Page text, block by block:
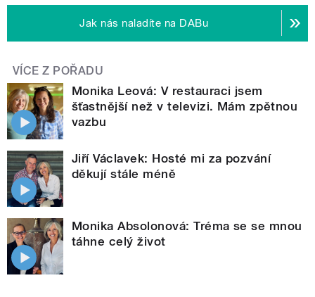
Jak nás naladíte na DABu
VÍCE Z POŘADU
Monika Leová: V restauraci jsem
šťastnější než v televizi. Mám zpětnou
vazbu
Jiří Václavek: Hosté mi za pozvání
děkují stále méně
Monika Absolonová: Tréma se se mnou
táhne celý život